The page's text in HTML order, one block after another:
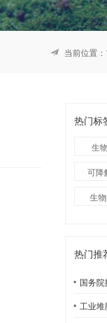
当前位置：
热门标
生
可降
生
热门推